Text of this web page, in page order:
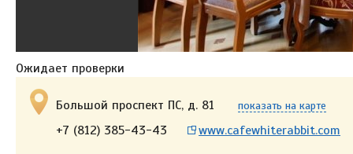
Ожидает проверки
Большой проспект ПС, д. 81 показать на карте
+7 (812) 385-43-43 www.cafewhiterabbit.com